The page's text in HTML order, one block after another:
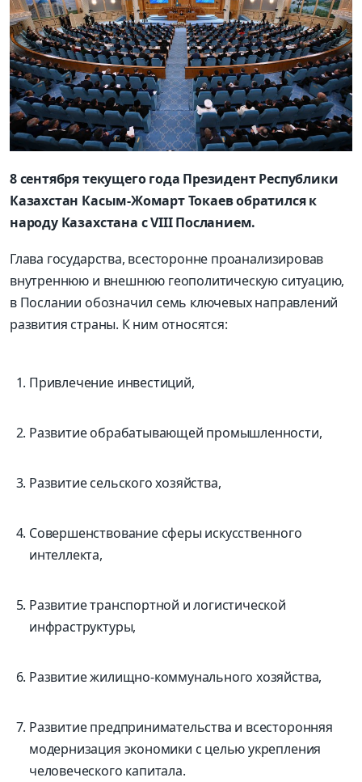
8 сентября текущего года Президент Республики
Казахстан Касым-Жомарт Токаев обратился к
народу Казахстана с VIII Посланием.
Глава государства, всесторонне проанализировав
внутреннюю и внешнюю геополитическую ситуацию,
в Послании обозначил семь ключевых направлений
развития страны. К ним относятся:
Привлечение инвестиций,
Развитие обрабатывающей промышленности,
Развитие сельского хозяйства,
Совершенствование сферы искусственного
интеллекта,
Развитие транспортной и логистической
инфраструктуры,
Развитие жилищно-коммунального хозяйства,
Развитие предпринимательства и всесторонняя
модернизация экономики с целью укрепления
человеческого капитала.